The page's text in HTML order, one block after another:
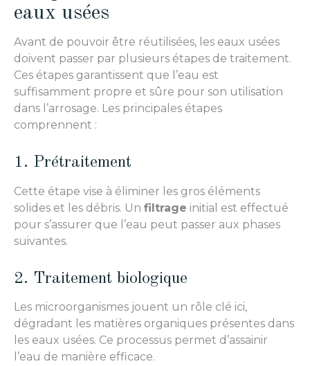
eaux usées
Avant de pouvoir être réutilisées, les eaux usées
doivent passer par plusieurs étapes de traitement.
Ces étapes garantissent que l’eau est
suffisamment propre et sûre pour son utilisation
dans l’arrosage. Les principales étapes
comprennent :
1. Prétraitement
Cette étape vise à éliminer les gros éléments
solides et les débris. Un filtrage initial est effectué
pour s’assurer que l’eau peut passer aux phases
suivantes.
2. Traitement biologique
Les microorganismes jouent un rôle clé ici,
dégradant les matières organiques présentes dans
les eaux usées. Ce processus permet d’assainir
l’eau de manière efficace.